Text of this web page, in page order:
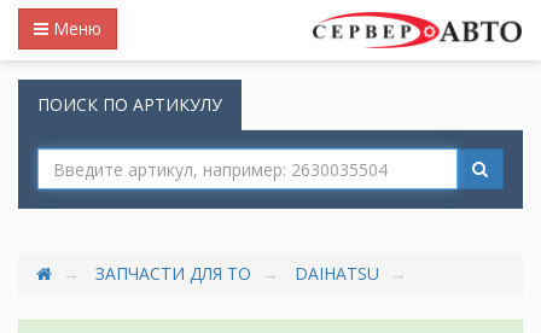
Меню
ПОИСК ПО АРТИКУЛУ
ЗАПЧАСТИ ДЛЯ ТО DAIHATSU